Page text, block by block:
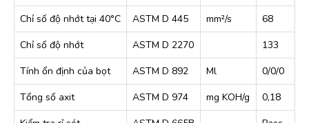
Chỉ số độ nhớt tại 40°C
ASTM D 445 mm²/s
68
Chỉ số độ nhớt
ASTM D 2270
133
Tính ổn định của bọt
ASTM D 892 Ml
0/0/0
Tổng số axit
ASTM D 974 mg KOH/g
0,18